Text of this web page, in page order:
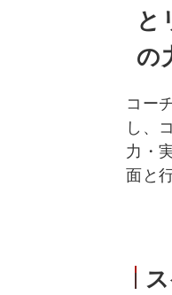
と
の
コー
し、
力・
面と